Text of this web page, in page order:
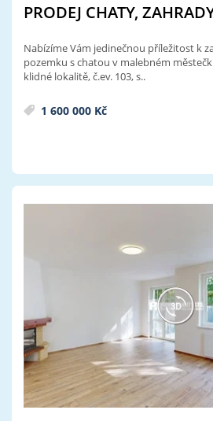
PRODEJ CHATY,
Nabízíme Vám jedinečnou příležitost k
pozemku s chatou v malebném
klidné lokalitě, č.ev. 103, s..
1 600 000 Kč